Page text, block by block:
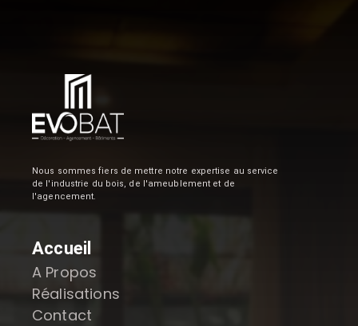
Nous sommes fiers de mettre notre expertise au service
de l'industrie du bois, de l'ameublement et de
l'agencement.
Accueil
A Propos
Réalisations
Contact